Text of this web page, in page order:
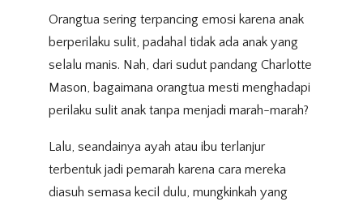
Orangtua sering terpancing emosi karena anak
berperilaku sulit, padahal tidak ada anak yang
selalu manis. Nah, dari sudut pandang Charlotte
Mason, bagaimana orangtua mesti menghadapi
perilaku sulit anak tanpa menjadi marah-marah?
Lalu, seandainya ayah atau ibu terlanjur
terbentuk jadi pemarah karena cara mereka
diasuh semasa kecil dulu, mungkinkah yang